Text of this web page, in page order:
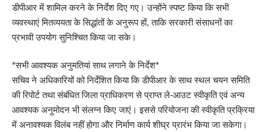
डीपीआर में शामिल करने के निर्देश दिए गए। उन्होंने स्पष्ट किया कि सभी
व्यवस्थाएं मितव्ययता के सिद्धांतों के अनुरूप हों, ताकि सरकारी संसाधनों का
प्रभावी उपयोग सुनिश्चित किया जा सके।
*सभी आवश्यक अनुमतियां साथ लगाने के निर्देश*
सचिव ने अधिकारियों को निर्देशित किया कि डीपीआर के साथ स्थल चयन समिति
की रिपोर्ट तथा संबंधित जिला प्राधिकरण से प्राप्त ले-आउट स्वीकृति एवं अन्य
आवश्यक अनुमोदन भी संलग्न किए जाएं। इससे परियोजना की स्वीकृति प्रक्रिया
में अनावश्यक विलंब नहीं होगा और निर्माण कार्य शीघ्र प्रारंभ किया जा सकेगा।